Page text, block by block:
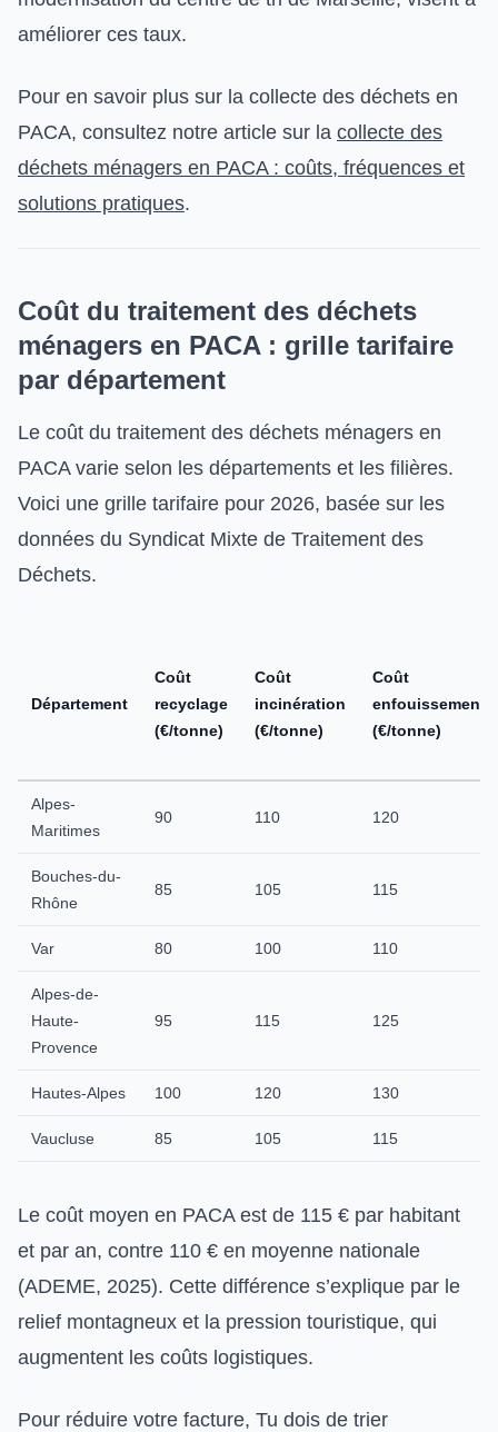
améliorer ces taux.
Pour en savoir plus sur la collecte des déchets en
PACA, consultez notre article sur la collecte des
déchets ménagers en PACA : coûts, fréquences et
solutions pratiques.
Coût du traitement des déchets
ménagers en PACA : grille tarifaire
par département
Le coût du traitement des déchets ménagers en
PACA varie selon les départements et les filières.
Voici une grille tarifaire pour 2026, basée sur les
données du Syndicat Mixte de Traitement des
Déchets.
Département
Coût
recyclage
(€/tonne)
Coût
incinération
(€/tonne)
Coût
enfouissement
(€/tonne)
Alpes-
Maritimes
90 110 120
Bouches-du-
Rhône
85 105 115
Var 80 100 110
Alpes-de-
Haute-
Provence
95 115 125
Hautes-Alpes 100 120 130
Vaucluse 85 105 115
Le coût moyen en PACA est de 115 € par habitant
et par an, contre 110 € en moyenne nationale
(ADEME, 2025). Cette différence s’explique par le
relief montagneux et la pression touristique, qui
augmentent les coûts logistiques.
Pour réduire votre facture, Tu dois de trier